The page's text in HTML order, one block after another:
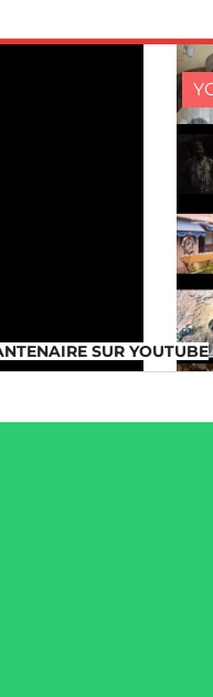
QUARANTENAIRE SUR
SUR YOUTUBE